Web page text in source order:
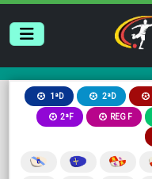
1ªD 2ªD
2ªF REG F